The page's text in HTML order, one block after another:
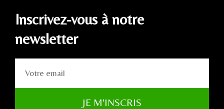
Inscrivez-vous à notre
newsletter
JE M'INSCRIS